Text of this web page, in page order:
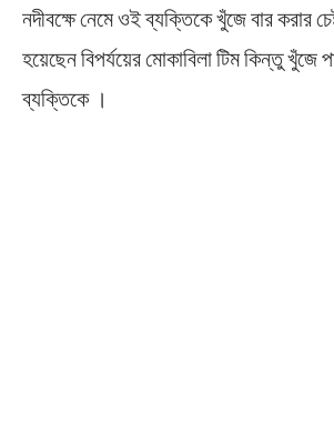
নদীবক্ষে নেমে ওই ব্যক্তিকে খুঁজে বার করার
হয়েছেন বিপর্যয়ের মোকাবিলা টিম কিন্তু খুঁজে
ব্যক্তিকে ।